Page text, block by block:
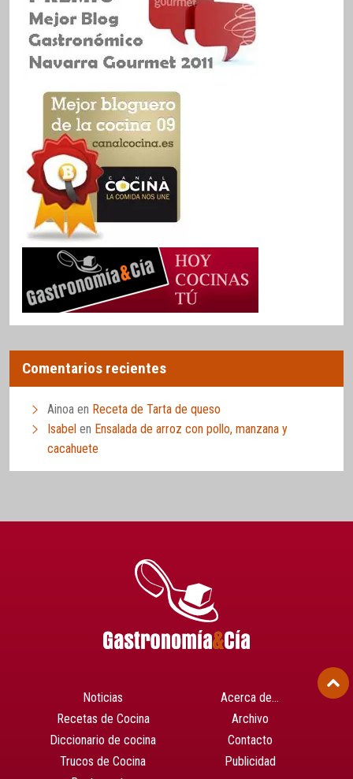
Comentarios recientes
Ainoa en Receta de Tarta de queso
Isabel en Ensalada de arroz con pollo, manzana y
cacahuete
Noticias
Recetas de Cocina
Diccionario de cocina
Trucos de Cocina
Acerca de…
Archivo
Contacto
Publicidad